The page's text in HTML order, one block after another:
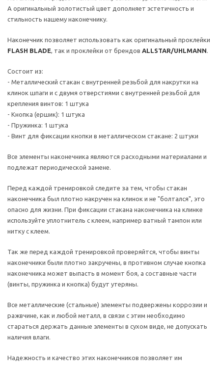
А оригинальный золотистый цвет дополняет эстетичность и
стильность нашему наконечнику.
Наконечник позволяет использовать как оригинальный проклейки
FLASH BLADE, так и проклейки от брендов ALLSTAR/UHLMANN.
Состоит из:
- Металлический стакан с внутренней резьбой для накрутки на
клинок шпаги и с двумя отверстиями с внутренней резьбой для
крепления винтов: 1 штука
- Кнопка (ершик): 1 штука
- Пружинка: 1 штука
- Винт для фиксации кнопки в металлическом стакане: 2 штуки
Все элементы наконечника являются расходными материалами и
подлежат периодической замене.
Перед каждой тренировкой следите за тем, чтобы стакан
наконечника был плотно накручен на клинок и не "болтался", это
опасно для жизни. При фиксации стакана наконечника на клинке
используйте уплотнитель с клеем, например ватный тампон или
нитку с клеем.
Так же перед каждой тренировкой проверяйтся, чтобы винты
наконечники были плотно закручены, в противном случае кнопка
наконечника может выпасть в момент боя, а составные части
(винты, пружинка и кнопка) будут утеряны.
Все металлические (стальные) элементы подвержены коррозии и
ражвчине, как и любой металл, в связи с этим необходимо
стараться держать данные элементы в сухом виде, не допускать
наличия влаги.
Надежность и качество этих наконечников позволяет им